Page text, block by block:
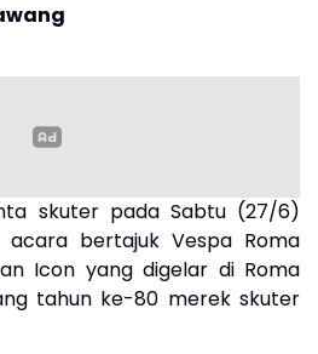
skuter pada Sabtu (27/6)
acara bertajuk Vespa Roma
Icon yang digelar di Roma
tahun ke-80 merek skuter